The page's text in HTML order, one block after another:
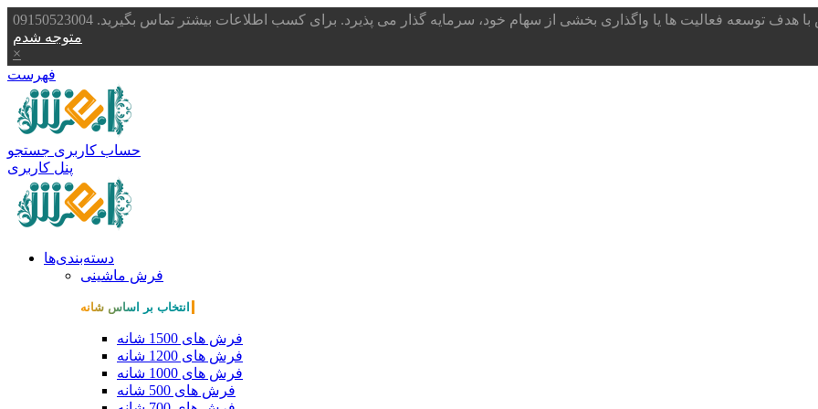
با هدف توسعه فعالیت ها یا واگذاری بخشی از سهام خود، سرمایه گذار می پذیرد. برای کسب اطلاعات بیشتر تماس بگیرید. 09150523004
متوجه شدم
×
فهرست
حساب کاربری جستجو
پنل کاربری
دسته‌بندی‌ها
فرش ماشینی
انتخاب بر اساس شانه
فرش های 1500 شانه
فرش های 1200 شانه
فرش های 1000 شانه
فرش های 500 شانه